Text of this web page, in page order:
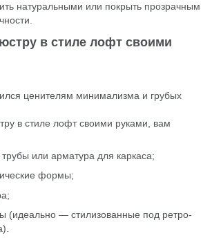
натуральными или покрыть прозрачным
в стиле лофт своими
ценителям минимализма и грубых
в стиле лофт своими руками, вам
или арматура для каркаса;
формы;
(идеально — стилизованные под ретро-